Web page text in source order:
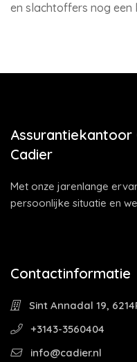
en slachtoffers nog een
Assurantiekantoor
Cadier
Met onze jarenlange
persoonlijke situatie en
Contactinformatie
Sint Annadal 19,
+3143-3560404
info@cadier.nl